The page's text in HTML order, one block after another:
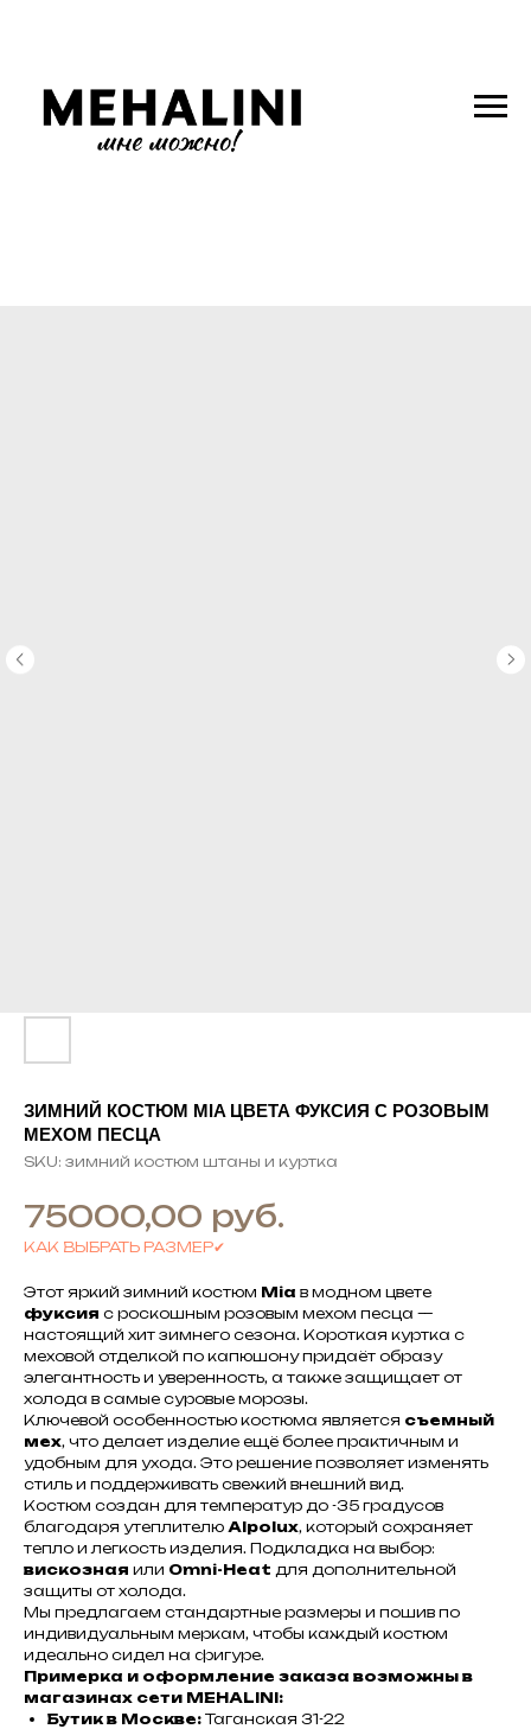
ЗИМНИЙ КОСТЮМ MIA ЦВЕТА ФУКСИЯ С РОЗОВЫМ
МЕХОМ ПЕСЦА
SKU: зимний костюм штаны и куртка
75000,00 руб.
КАК ВЫБРАТЬ РАЗМЕР✔
Этот яркий зимний костюм Mia в модном цвете
фуксия с роскошным розовым мехом песца —
настоящий хит зимнего сезона. Короткая куртка с
меховой отделкой по капюшону придаёт образу
элегантность и уверенность, а также защищает от
холода в самые суровые морозы.
Ключевой особенностью костюма является съемный
мех, что делает изделие ещё более практичным и
удобным для ухода. Это решение позволяет изменять
стиль и поддерживать свежий внешний вид.
Костюм создан для температур до -35 градусов
благодаря утеплителю Alpolux, который сохраняет
тепло и легкость изделия. Подкладка на выбор:
вискозная или Omni-Heat для дополнительной
защиты от холода.
Мы предлагаем стандартные размеры и пошив по
индивидуальным меркам, чтобы каждый костюм
идеально сидел на фигуре.
Примерка и оформление заказа возможны в
магазинах сети MEHALINI:
Бутик в Москве: Таганская 31-22